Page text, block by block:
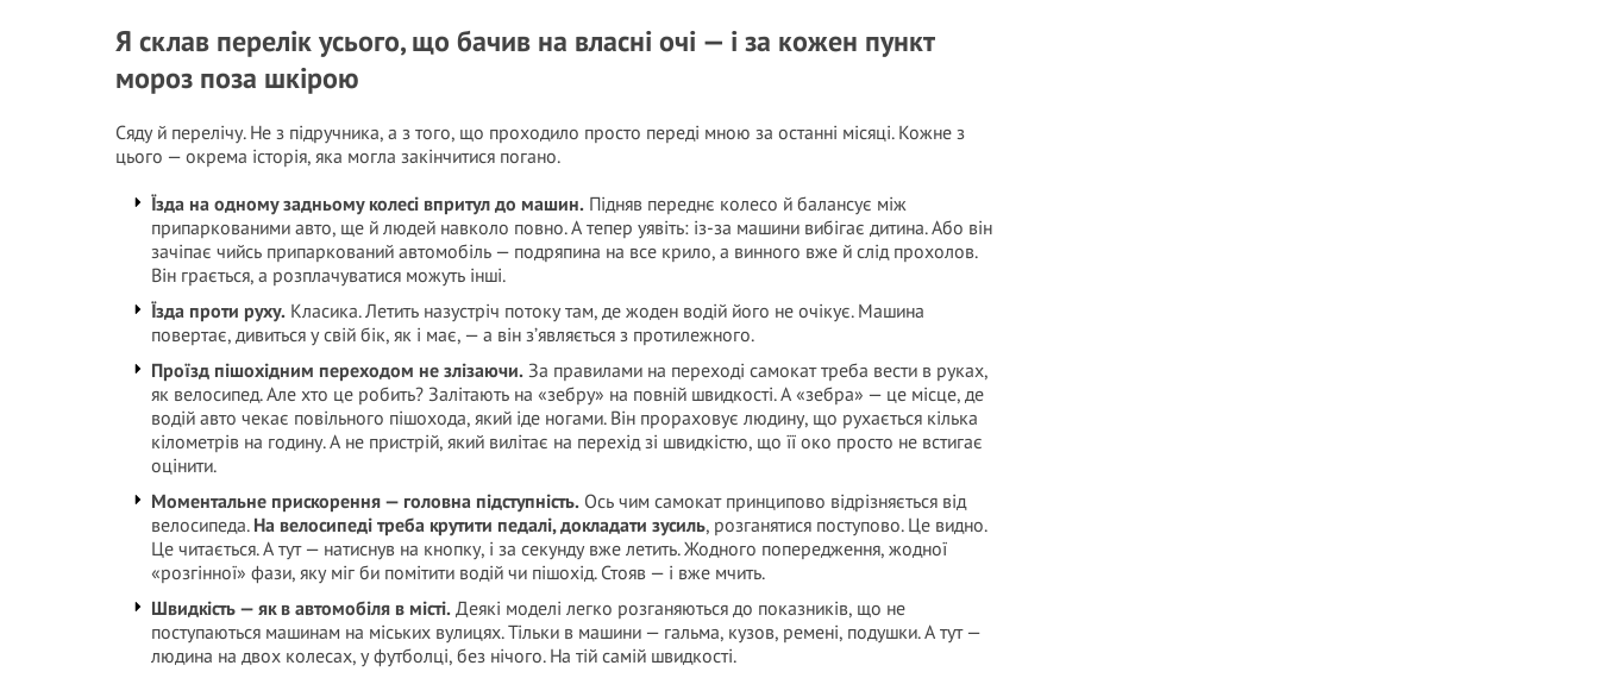
Я склав перелік усього, що бачив на власні очі — і за кожен пункт
мороз поза шкірою
Сяду й перелічу. Не з підручника, а з того, що проходило просто переді мною за останні місяці. Кожне з
цього — окрема історія, яка могла закінчитися погано.
Їзда на одному задньому колесі впритул до машин. Підняв переднє колесо й балансує між
припаркованими авто, ще й людей навколо повно. А тепер уявіть: із-за машини вибігає дитина. Або він
зачіпає чийсь припаркований автомобіль — подряпина на все крило, а винного вже й слід прохолов.
Він грається, а розплачуватися можуть інші.
Їзда проти руху. Класика. Летить назустріч потоку там, де жоден водій його не очікує. Машина
повертає, дивиться у свій бік, як і має, — а він з’являється з протилежного.
Проїзд пішохідним переходом не злізаючи. За правилами на переході самокат треба вести в руках,
як велосипед. Але хто це робить? Залітають на «зебру» на повній швидкості. А «зебра» — це місце, де
водій авто чекає повільного пішохода, який іде ногами. Він прораховує людину, що рухається кілька
кілометрів на годину. А не пристрій, який вилітає на перехід зі швидкістю, що її око просто не встигає
оцінити.
Моментальне прискорення — головна підступність. Ось чим самокат принципово відрізняється від
велосипеда. На велосипеді треба крутити педалі, докладати зусиль, розганятися поступово. Це видно.
Це читається. А тут — натиснув на кнопку, і за секунду вже летить. Жодного попередження, жодної
«розгінної» фази, яку міг би помітити водій чи пішохід. Стояв — і вже мчить.
Швидкість — як в автомобіля в місті. Деякі моделі легко розганяються до показників, що не
поступаються машинам на міських вулицях. Тільки в машини — гальма, кузов, ремені, подушки. А тут —
людина на двох колесах, у футболці, без нічого. На тій самій швидкості.